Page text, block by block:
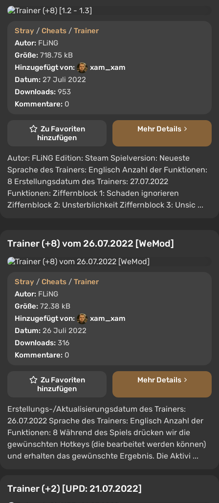
Stray / Cheats / Trainer
Autor: FLiNG
Größe: 718.75 kB
Hinzugefügt von:
xam_xam
Datum: 27 Juli 2022
Downloads: 953
Kommentare: 0
Zu Favoriten
hinzufügen
Mehr Details
Autor: FLiNG Edition: Steam Spielversion: Neueste
Sprache des Trainers: Englisch Anzahl der Funktionen:
8 Erstellungsdatum des Trainers: 27.07.2022
Funktionen: Ziffernblock 1: Schaden ignorieren
Ziffernblock 2: Unsterblichkeit Ziffernblock 3: Unsic ...
Trainer (+8) vom 26.07.2022 [WeMod]
Stray / Cheats / Trainer
Autor: FLiNG
Größe: 72.38 kB
Hinzugefügt von:
xam_xam
Datum: 26 Juli 2022
Downloads: 316
Kommentare: 0
Zu Favoriten
hinzufügen
Mehr Details
Erstellungs-/Aktualisierungsdatum des Trainers:
26.07.2022 Sprache des Trainers: Englisch Anzahl der
Funktionen: 8 Während des Spiels drücken wir die
gewünschten Hotkeys (die bearbeitet werden können)
und erhalten das gewünschte Ergebnis. Die Aktivi ...
Trainer (+2) [UPD: 21.07.2022]